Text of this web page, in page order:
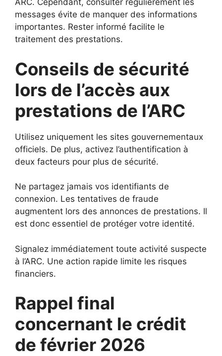
ARC. Cependant, consulter régulièrement les
messages évite de manquer des informations
importantes. Rester informé facilite le
traitement des prestations.
Conseils de sécurité
lors de l’accès aux
prestations de l’ARC
Utilisez uniquement les sites gouvernementaux
officiels. De plus, activez l’authentification à
deux facteurs pour plus de sécurité.
Ne partagez jamais vos identifiants de
connexion. Les tentatives de fraude
augmentent lors des annonces de prestations. Il
est donc essentiel de protéger votre identité.
Signalez immédiatement toute activité suspecte
à l’ARC. Une action rapide limite les risques
financiers.
Rappel final
concernant le crédit
de février 2026